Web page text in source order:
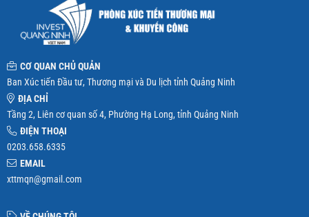
CƠ QUAN CHỦ QUẢN
Ban Xúc tiến Đầu tư, Thương mại và Du lịch tỉnh Quảng Ninh
ĐỊA CHỈ
Tầng 2, Liên cơ quan số 4, Phường Hạ Long, tỉnh Quảng Ninh
ĐIỆN THOẠI
0203.658.6335
EMAIL
xttmqn@gmail.com